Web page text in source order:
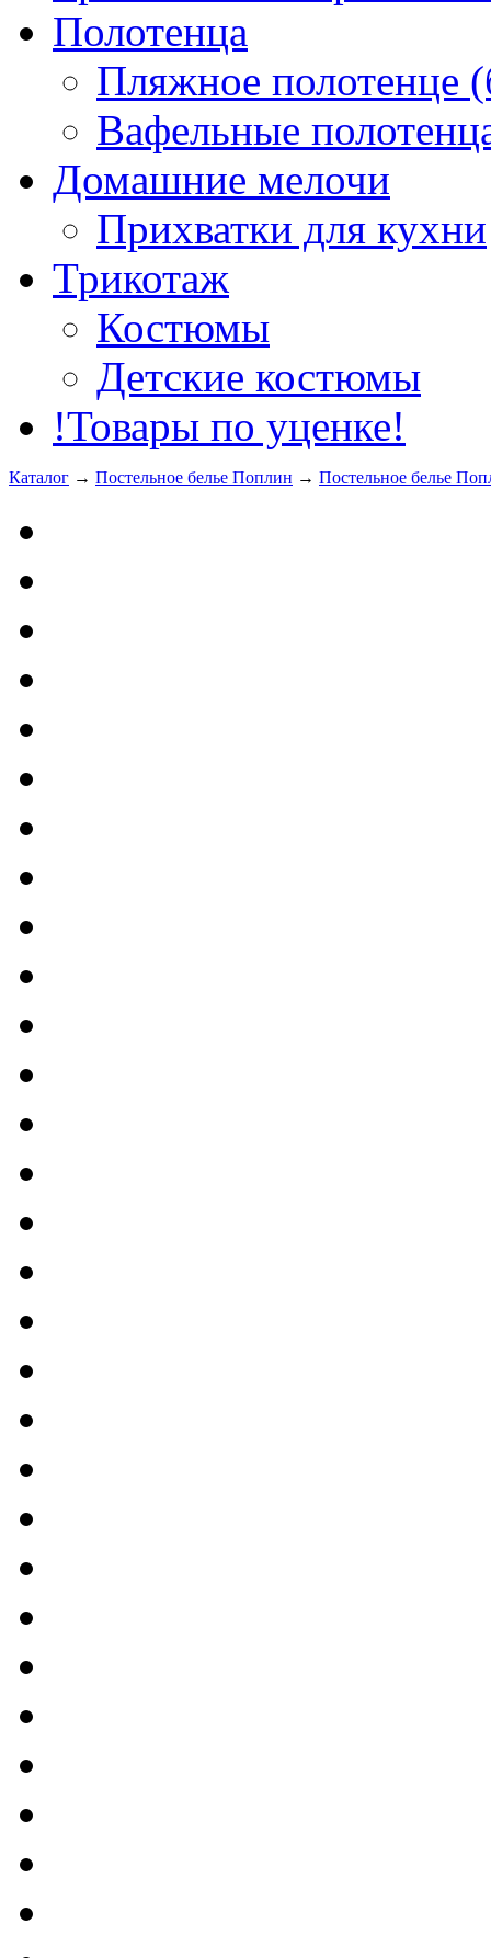
Полотенца
Пляжное полотенце
Вафельные
Домашние мелочи
Прихватки для кухни
Трикотаж
Костюмы
Детские костюмы
!Товары по уценке!
Каталог → Постельное белье Поплин → Постельное белье